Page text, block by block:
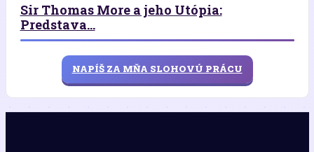
Sir Thomas More a jeho Utópia:
Predstava...
NAPÍŠ ZA MŇA SLOHOVÚ PRÁCU